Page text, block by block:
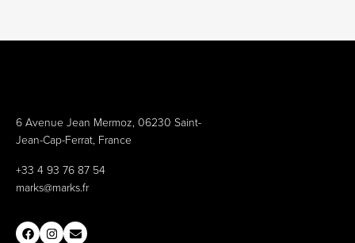
6 Avenue Jean Mermoz, 06230 Saint-
Jean-Cap-Ferrat, France
+33 4 93 76 87 54
marks@marks.fr